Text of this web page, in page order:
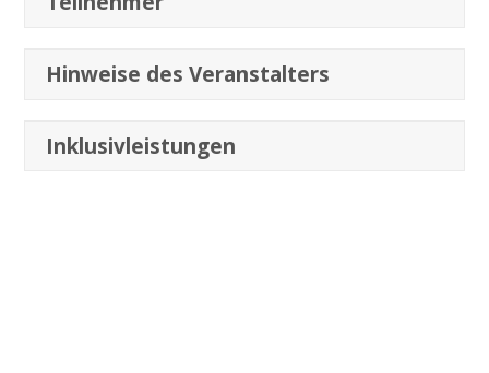
Hinweise des Veranstalters
Inklusivleistungen